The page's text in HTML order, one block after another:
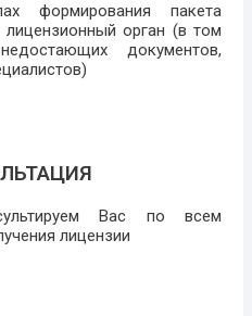
формирования пакета
орган (в том
документов,
Вас по всем
лицензии